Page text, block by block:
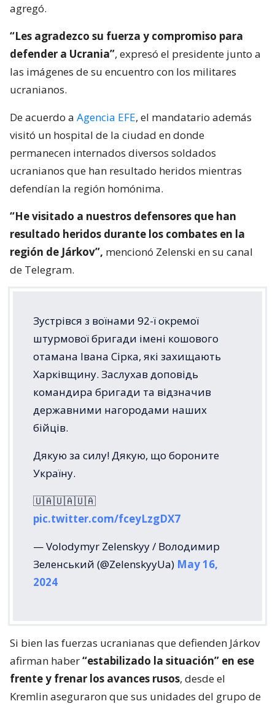
agregó.
“Les agradezco su fuerza y ​​compromiso para
defender a Ucrania”, expresó el presidente junto a
las imágenes de su encuentro con los militares
ucranianos.
De acuerdo a Agencia EFE, el mandatario además
visitó un hospital de la ciudad en donde
permanecen internados diversos soldados
ucranianos que han resultado heridos mientras
defendían la región homónima.
“He visitado a nuestros defensores que han
resultado heridos durante los combates en la
región de Járkov”, mencionó Zelenski en su canal
de Telegram.
Зустрівся з воїнами 92-ї окремої
штурмової бригади імені кошового
отамана Івана Сірка, які захищають
Харківщину. Заслухав доповідь
командира бригади та відзначив
державними нагородами наших
бійців.
Дякую за силу! Дякую, що бороните
Україну.
🇺🇦🇺🇦🇺🇦
pic.twitter.com/fceyLzgDX7
— Volodymyr Zelenskyy / Володимир
Зеленський (@ZelenskyyUa) May 16,
2024
Si bien las fuerzas ucranianas que defienden Járkov
afirman haber“estabilizado la situación” en ese
frente y frenar los avances rusos, desde el
Kremlin aseguraron que sus unidades del grupo de